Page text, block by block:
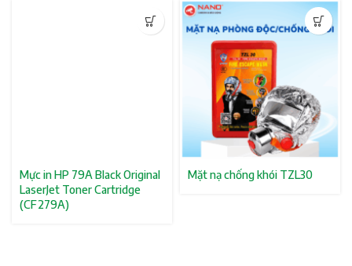
Mực in HP 79A Black Original
LaserJet Toner Cartridge
(CF279A)
Mặt nạ chống khói TZL30